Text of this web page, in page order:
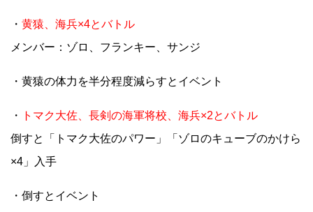
・ 黄猿、海兵×4とバトル
メンバー：ゾロ、フランキー、サンジ
・黄猿の体力を半分程度減らすとイベント
・
トマク大佐、長剣の海軍将校、海兵×2とバトル
倒すと「トマク大佐のパワー」「ゾロのキューブのかけら
×4」入手
・倒すとイベント